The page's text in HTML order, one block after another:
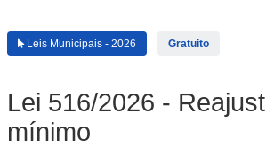
Leis Municipais - 2026 Gratuito
Lei 516/2026 -
mínimo